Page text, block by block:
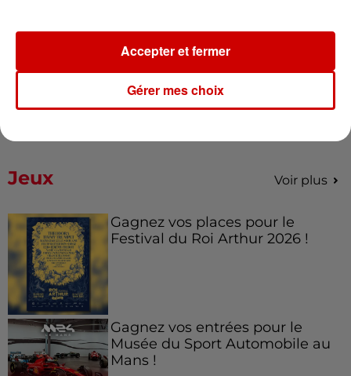
Deux-Sèvres : le Citroën C15 a le
droit à son festival
Jeux Voir plus
Gagnez vos places pour le
Festival du Roi Arthur 2026 !
Gagnez vos entrées pour le
Musée du Sport Automobile au
Mans !
Gérer mes choix
Accepter et fermer